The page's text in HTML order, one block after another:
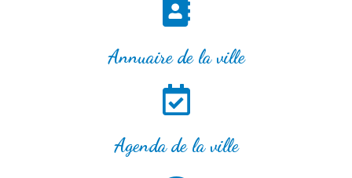
Annuaire de la ville
Agenda de la ville